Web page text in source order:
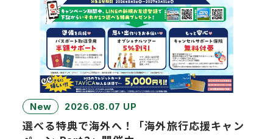
New 2026.08.07 UP
選べる特典で海外へ！「海外旅行応援キャン